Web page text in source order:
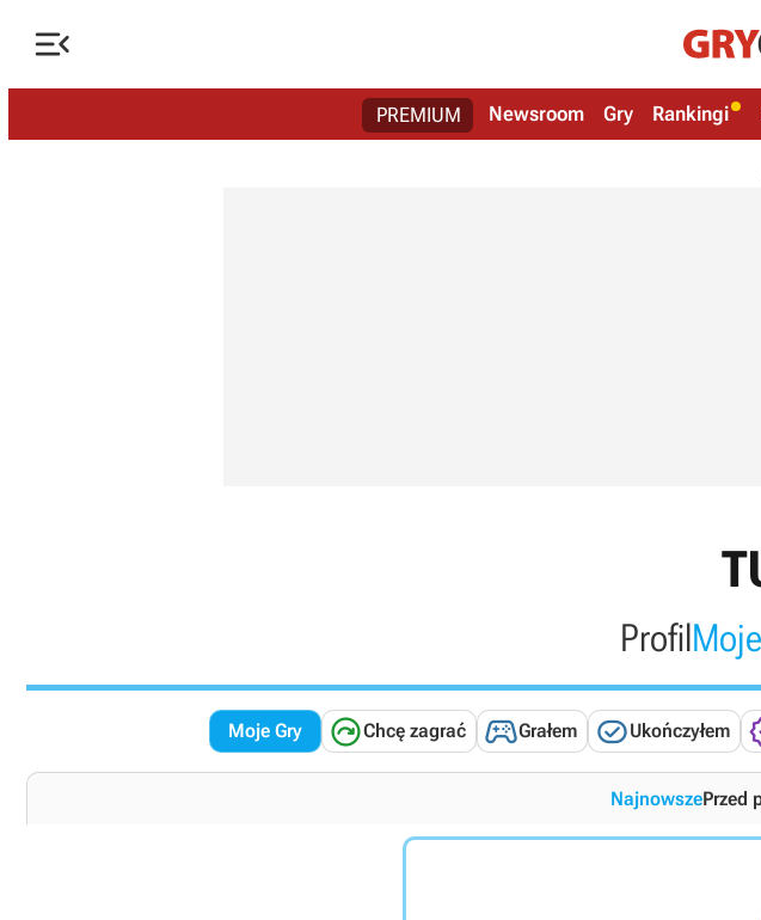

PREMIUM Newsroom Gry Rankingi
Profil
Moje Gry Chcę zagrać Grałem Ukończyłem
NajnowszePrzed